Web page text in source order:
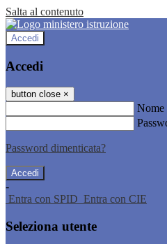
Salta al contenuto
Accedi
Accedi
button close ×
Nome
Password dimenticata?
-
Entra con SPID Entra con CIE
Seleziona utente